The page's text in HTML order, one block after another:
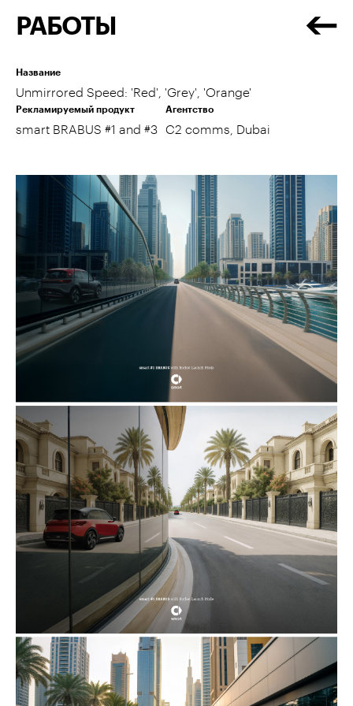
РАБОТЫ
Название
Unmirrored Speed: 'Red', 'Grey', 'Orange'
Рекламируемый продукт
smart BRABUS #1 and #3
Агентство
C2 comms, Dubai